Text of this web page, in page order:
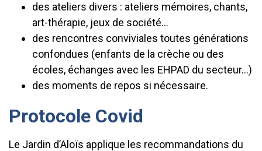
des ateliers divers : ateliers mémoires, chants,
art-thérapie, jeux de société…
des rencontres conviviales toutes générations
confondues (enfants de la crèche ou des
écoles, échanges avec les EHPAD du secteur…)
des moments de repos si nécessaire.
Protocole Covid
Le Jardin d’Aloïs applique les recommandations du